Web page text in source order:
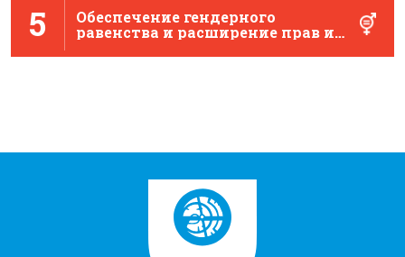
5
Обеспечение гендерного
равенства и расширение прав и